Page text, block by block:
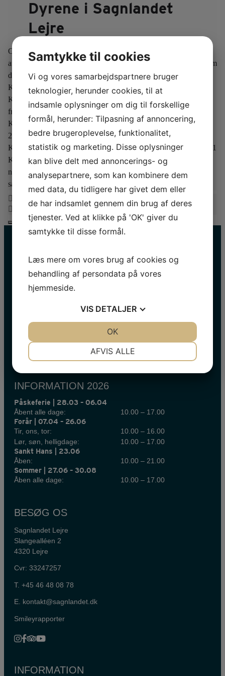
Dyrene i Sagnlandet
Lejre
Oplev dyrene på nært hold i Sagnlandet Lejre! Fra 28. juli til 3.
august kan du være med til at fodre vores dyr og høre historier om
deres liv på gårdene. Alle dage:
Kl. 11.00: Landbofodring I Krikkebjerghuse, nr. 19
Kl. 15.00: Landbofodring i Krikkebjerghuse, nr. 19
fredag:
Kl. 12:00 Dyrepasseren fodrer får på Oren ved Hvidesøhus, nr.
22
Kl. 13.00 Dyrepasseren fodrer urokserne i Uroksernes fold, nr. 31
Kl. 14.00: Hør om Den Vilde Vej og Sagnlandet Lejres Vildsvin,
nr. 16
Kom tæt på dyrene og få en oplevelse ud over det
sædvanlige!
HOLD DIG OPDATERET
mail
INFORMATION 2026
Påskeferie | 28.03 – 06.04
Åbent alle dage:
10.00 – 17.00
Forår | 07.04 – 26.06
Tir, ons, tor:
10.00 – 16.00
Lør, søn, helligdage:
10.00 – 17.00
Sankt Hans | 23.06
Åben:
10.00 – 21.00
Sommer | 27.06 – 30.08
Åben alle dage:
10.00 – 17.00
BESØG OS
Sagnlandet Lejre
Slangealléen 2
4320 Lejre
Cvr: 33247257
T. +45 46 48 08 78
E. kontakt@sagnlandet.dk
Smileyrapporter
INFORMATION
Samtykke til cookies
Vi og vores samarbejdspartnere bruger
teknologier, herunder cookies, til at
indsamle oplysninger om dig til forskellige
formål, herunder: Tilpasning af annoncering,
bedre brugeroplevelse, funktionalitet,
statistik og marketing. Disse oplysninger
kan blive delt med annoncerings- og
analysepartnere, som kan kombinere dem
med data, du tidligere har givet dem eller
de har indsamlet gennem din brug af deres
tjenester. Ved at klikke på 'OK' giver du
samtykke til disse formål.
Læs mere om vores brug af cookies og
behandling af persondata på vores
hjemmeside.
VIS DETALJER
MARKETING
AFVIS ALLE
OK